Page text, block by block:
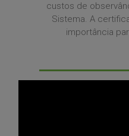
custos de
Sistema. A
importância